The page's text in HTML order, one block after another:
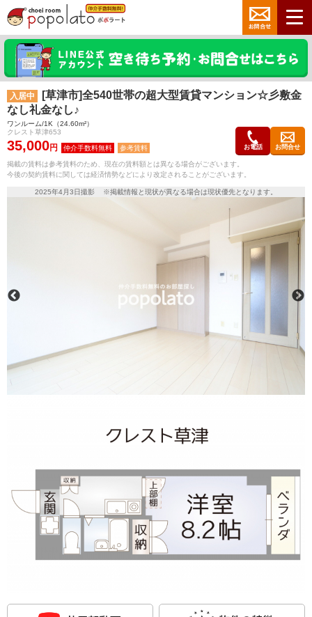
入居中
[草津市]全540世帯の超大型賃貸マンション☆彡敷金
なし礼金なし♪
ワンルーム/1K（24.60m²）
クレスト草津653
35,000円 参考賃料 お電話 お問合せ
掲載の賃料は参考賃料のため、現在の賃料額とは異なる場合がございます。
今後の契約賃料に関しては経済情勢などにより改定されることがございます。
2025年4月3日撮影 ※掲載情報と現状が異なる場合は現状優先となります。